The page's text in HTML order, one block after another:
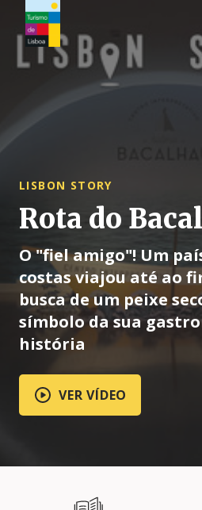
Logo do Turismo de Lisboa
LISBON STORY
Rota do
O "fiel amigo"! Um
costas viajou até ao
busca de um peixe
símbolo da sua
história
VER VÍDEO